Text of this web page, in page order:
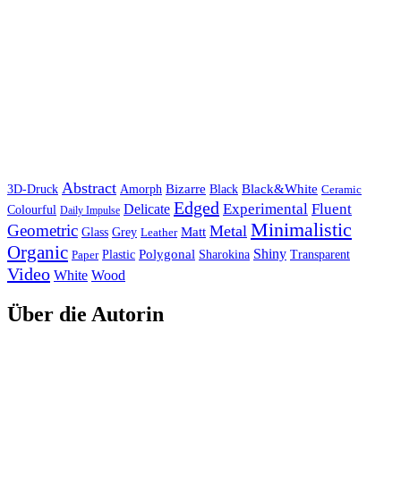
3D-Druck Abstract Amorph Bizarre Black Black&White Ceramic
Colourful Daily Impulse Delicate Edged Experimental Fluent
Geometric Glass Grey Leather Matt Metal Minimalistic
Organic Paper Plastic Polygonal Sharokina Shiny Transparent
Video White Wood
Über die Autorin